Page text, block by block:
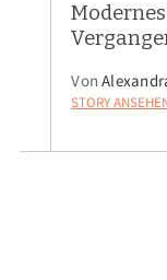
Von
STORY